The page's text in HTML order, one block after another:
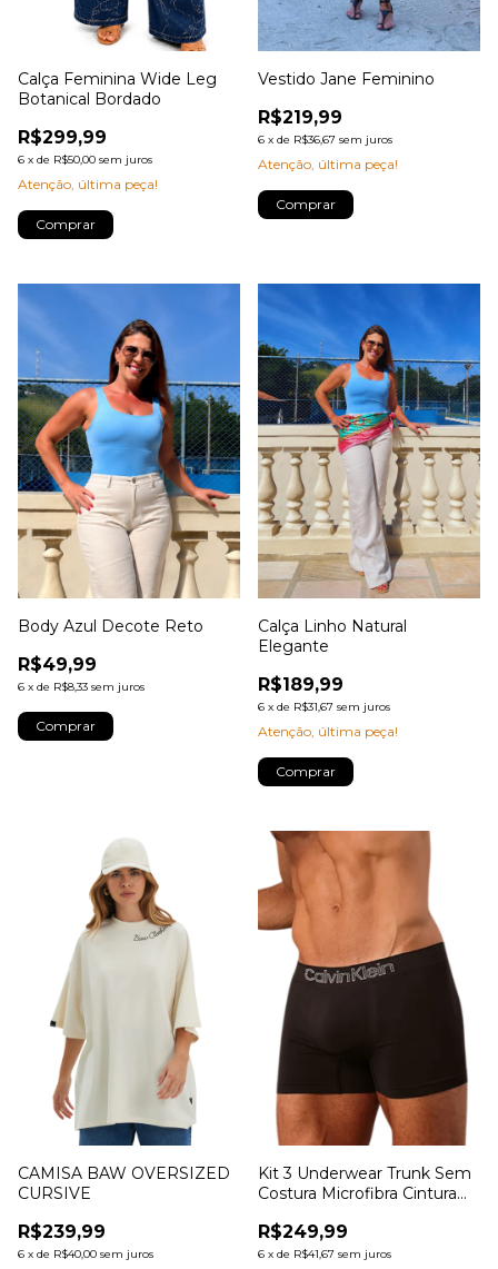
Calça Feminina Wide Leg
Botanical Bordado
R$299,99
6 x de R$50,00 sem juros
Atenção, última peça!
Comprar
Vestido Jane Feminino
R$219,99
6 x de R$36,67 sem juros
Atenção, última peça!
Comprar
Body Azul Decote Reto
R$49,99
6 x de R$8,33 sem juros
Comprar
Calça Linho Natural
Elegante
R$189,99
6 x de R$31,67 sem juros
Atenção, última peça!
Comprar
CAMISA BAW OVERSIZED
CURSIVE
R$239,99
6 x de R$40,00 sem juros
Kit 3 Underwear Trunk Sem
Costura Microfibra Cintura
Preto s
R$249,99
6 x de R$41,67 sem juros